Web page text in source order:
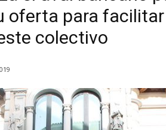
oferta para
colectivo